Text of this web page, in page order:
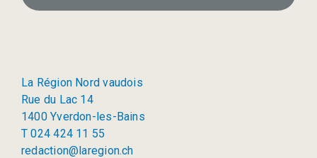
La Région Nord vaudois
Rue du Lac 14
1400 Yverdon-les-Bains
T 024 424 11 55
redaction@laregion.ch